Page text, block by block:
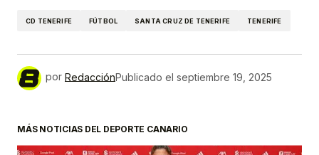
CD TENERIFE FÚTBOL SANTA CRUZ DE TENERIFE TENERIFE
por RedacciónPublicado el septiembre 19, 2025
MÁS NOTICIAS DEL DEPORTE CANARIO